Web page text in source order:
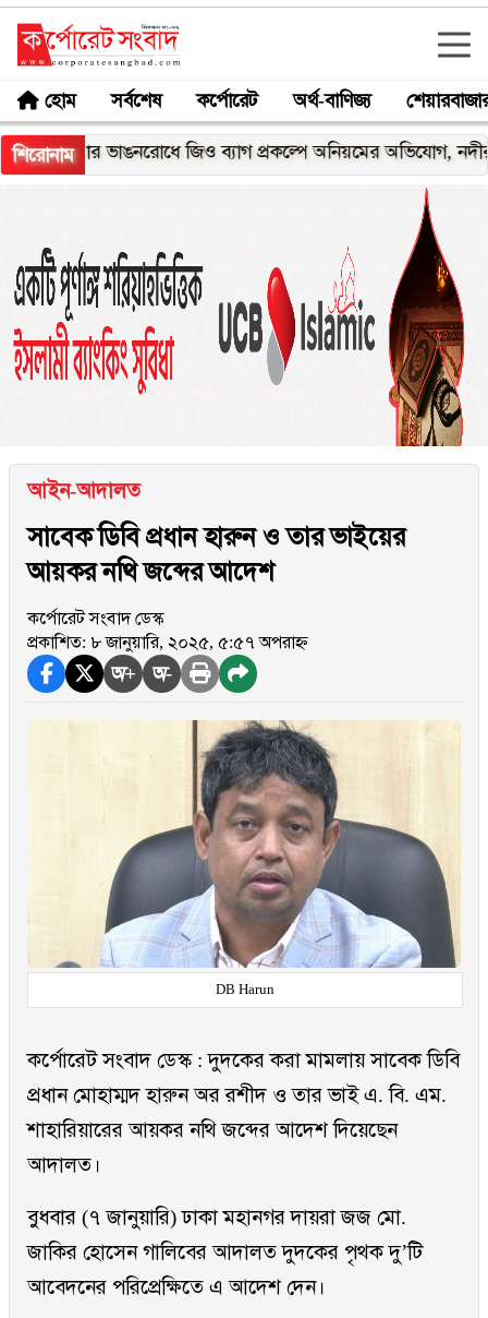
হোম সর্বশেষ কর্পোরেট অর্থ-বাণিজ্য
শিরোনাম
ভাঙনরোধে জিও ব্যাগ প্রকল্পে অনিয়মের অভিযোগ, নদীরকূলে
আইন-আদালত
সাবেক ডিবি প্রধান হারুন ও তার ভাইয়ের
আয়কর নথি জব্দের আদেশ
কর্পোরেট সংবাদ ডেস্ক
প্রকাশিত: ৮ জানুয়ারি, ২০২৫, ৫:৫৭ অপরাহ্ন
অ+ অ-
DB Harun
কর্পোরেট সংবাদ ডেস্ক : দুদকের করা মামলায় সাবেক ডিবি
প্রধান মোহাম্মদ হারুন অর রশীদ ও তার ভাই এ. বি. এম.
শাহারিয়ারের আয়কর নথি জব্দের আদেশ দিয়েছেন
আদালত।
বুধবার (৭ জানুয়ারি) ঢাকা মহানগর দায়রা জজ মো.
জাকির হোসেন গালিবের আদালত দুদকের পৃথক দু’টি
আবেদনের পরিপ্রেক্ষিতে এ আদেশ দেন।